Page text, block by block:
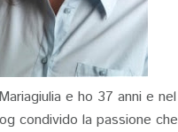
e ho 37 anni e nel
condivido la passione che